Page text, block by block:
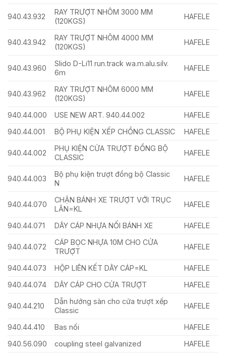
940.43.932
RAY TRƯỢT NHÔM 3000 MM
(120KGS)
HAFELE
940.43.942
RAY TRƯỢT NHÔM 4000 MM
(120KGS)
HAFELE
940.43.960
Slido D-Li11 run.track wa.m.alu.silv.
6m
HAFELE
940.43.962
RAY TRƯỢT NHÔM 6000 MM
(120KGS)
HAFELE
940.44.000 USE NEW ART. 940.44.002
HAFELE
940.44.001
BỘ PHỤ KIỆN XẾP CHỒNG CLASSIC HAFELE
940.44.002
PHỤ KIỆN CỬA TRƯỢT ĐỒNG BỘ
CLASSIC
HAFELE
940.44.003
Bộ phụ kiện trượt đồng bộ Classic
N
HAFELE
940.44.070
CHẶN BÁNH XE TRƯỢT VỚI TRỤC
LĂN=KL
HAFELE
940.44.071 DÂY CÁP NHỰA NỐI BÁNH XE HAFELE
940.44.072
CÁP BỌC NHỰA 10M CHO CỬA
TRƯỢT
HAFELE
940.44.073 HỘP LIÊN KẾT DÂY CÁP=KL
HAFELE
940.44.074
DÂY CÁP CHO CỬA TRƯỢT HAFELE
940.44.210
Dẫn hướng sàn cho cửa trượt xếp
Classic
HAFELE
940.44.410 Bas nối
HAFELE
940.56.090
coupling steel galvanized HAFELE